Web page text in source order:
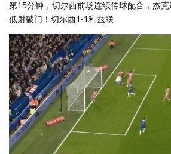
第15分钟，切尔西前场连续传球配合，杰
低射破门！切尔西1-1利兹联